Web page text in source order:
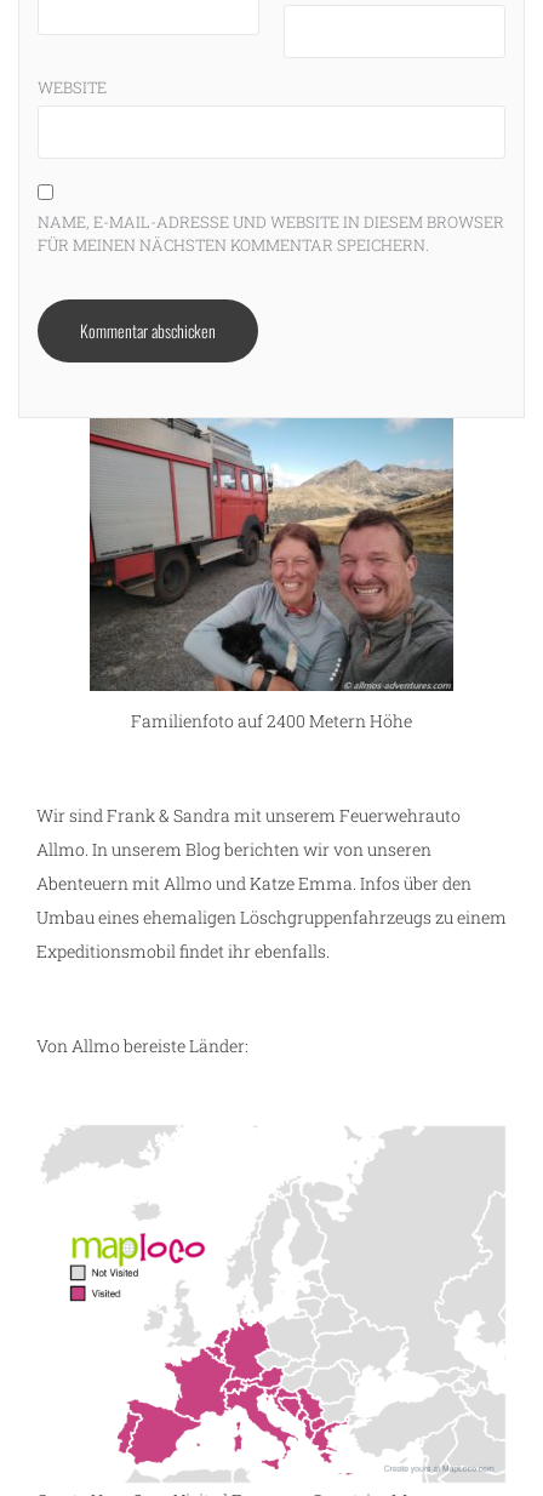
WEBSITE
NAME, E-MAIL-ADRESSE UND WEBSITE IN DIESEM BROWSER
FÜR MEINEN NÄCHSTEN KOMMENTAR SPEICHERN.
Familienfoto auf 2400 Metern Höhe
Wir sind Frank & Sandra mit unserem Feuerwehrauto
Allmo. In unserem Blog berichten wir von unseren
Abenteuern mit Allmo und Katze Emma. Infos über den
Umbau eines ehemaligen Löschgruppenfahrzeugs zu einem
Expeditionsmobil findet ihr ebenfalls.
Von Allmo bereiste Länder: